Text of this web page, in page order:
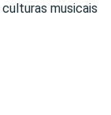
musicais